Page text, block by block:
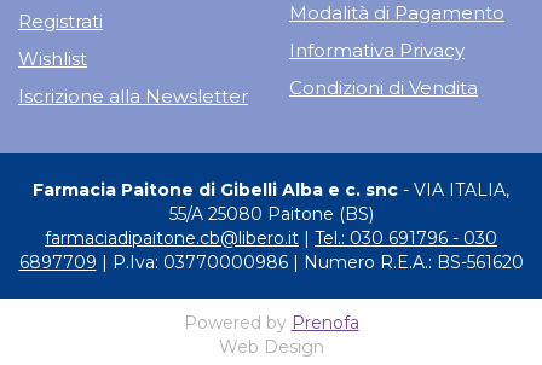
Registrati
Wishlist
Iscrizione alla Newsletter
Modalità di Pagamento
Informativa Privacy
Condizioni di Vendita
Farmacia Paitone di Gibelli Alba e c. snc - VIA ITALIA,
55/A 25080 Paitone (BS)
farmaciadipaitone.cb@libero.it
Tel.: 030 691796 - 030
6897709 | P.Iva: 03770000986 | Numero R.E.A.: BS-561620
Powered by Prenofa
Web Design